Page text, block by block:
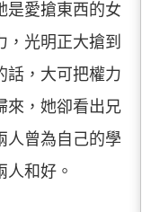
是愛搶東西的女
光明正大搶到
話，大可把權力
來，她卻看出兄
人曾為自己的學
和好。